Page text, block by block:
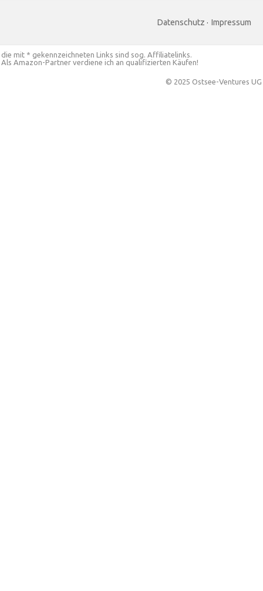
Datenschutz · Impressum
die mit * gekennzeichneten Links sind sog. Affiliatelinks.
Als Amazon-Partner verdiene ich an qualifizierten Käufen!
© 2025 Ostsee-Ventures UG